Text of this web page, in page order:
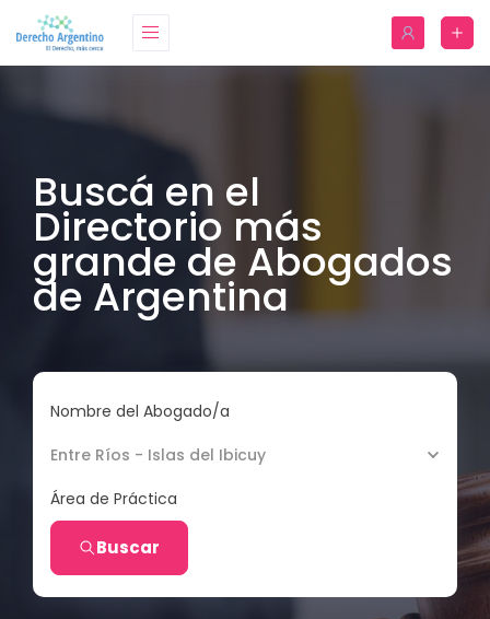
Buscá en el
Directorio más
grande de Abogados
de Argentina
Nombre del Abogado/a
Entre Ríos - Islas del Ibicuy
Área de Práctica
Buscar